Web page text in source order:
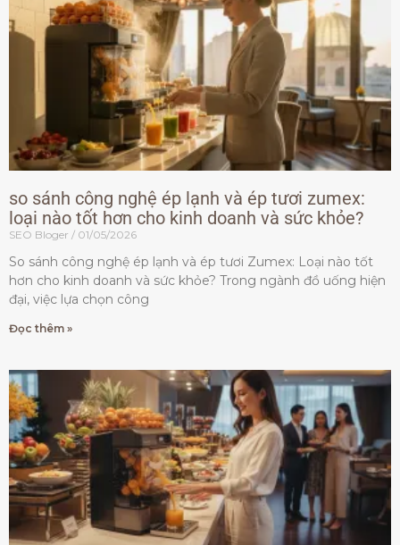
so sánh công nghệ ép lạnh và ép tươi zumex:
loại nào tốt hơn cho kinh doanh và sức khỏe?
SEO Bloger 01/05/2026
So sánh công nghệ ép lạnh và ép tươi Zumex: Loại nào tốt
hơn cho kinh doanh và sức khỏe? Trong ngành đồ uống hiện
đại, việc lựa chọn công
Đọc thêm »